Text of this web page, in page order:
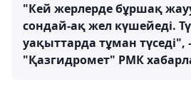
"Кей жерлерде бұршақ
сондай-ақ жел күшейеді.
уақыттарда тұман түседі",
"Қазгидромет" РМК